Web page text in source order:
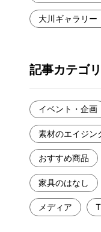
大川ギャラリー
記事カテゴリ
イベント・企画
素材のエイジン
おすすめ商品
家具のはなし
メディア